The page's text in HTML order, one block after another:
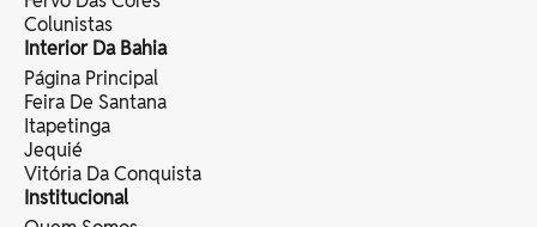
Colunistas
Interior Da Bahia
Página Principal
Feira De Santana
Itapetinga
Jequié
Vitória Da Conquista
Institucional